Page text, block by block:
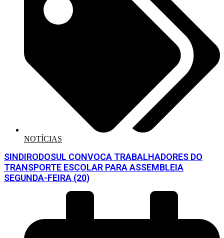
NOTÍCIAS
SINDIRODOSUL CONVOCA TRABALHADORES DO
TRANSPORTE ESCOLAR PARA ASSEMBLEIA
SEGUNDA-FEIRA (20)